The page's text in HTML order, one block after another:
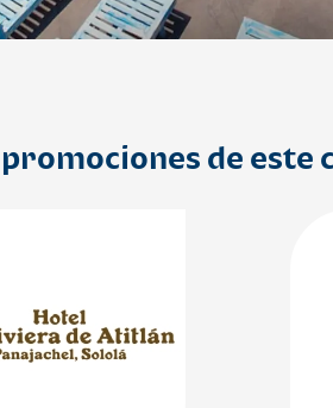
de este